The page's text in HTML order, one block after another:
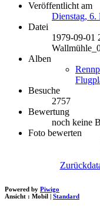
Veröffentlicht am
Dienstag, 6.
Datei
1979-09-01
Alben
Besuche
2757
Bewertung
noch keine
Foto bewerten
Zurück
Powered by Piwigo
Ansicht : Mobil Standard